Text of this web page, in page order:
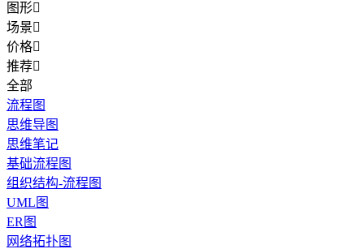
图形
场景
价格
推荐
全部
流程图
思维导图
思维笔记
基础流程图
组织结构-流程图
UML图
ER图
网络拓扑图